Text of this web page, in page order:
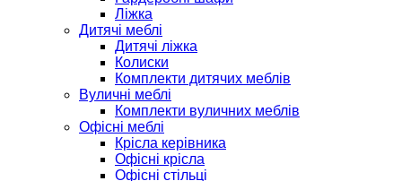
Ліжка
Дитячі меблі
Дитячі ліжка
Колиски
Комплекти дитячих меблів
Вуличні меблі
Комплекти вуличних меблів
Офісні меблі
Крісла керівника
Офісні крісла
Офісні стільці